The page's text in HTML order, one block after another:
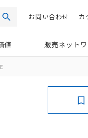
検索 カ
お問い合わせ
値 販売ネット